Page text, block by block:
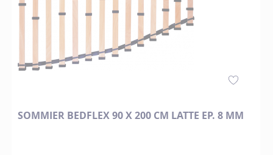
SOMMIER BEDFLEX 90 X 200 CM LATTE EP. 8 MM